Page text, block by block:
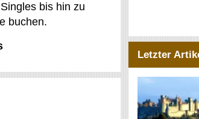
bis hin zu
buchen.
Letzter